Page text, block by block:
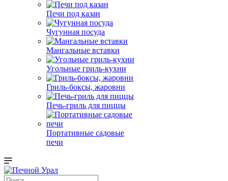
Печи под казан
Чугунная посуда
Мангальные вставки
Угольные гриль-кухни
Гриль-боксы, жаровни
Печь-гриль для пиццы
Портативные садовые
печи